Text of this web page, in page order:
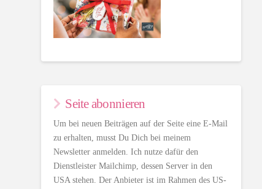
Seite abonnieren
Um bei neuen Beiträgen auf der Seite eine E-Mail
zu erhalten, musst Du Dich bei meinem
Newsletter anmelden. Ich nutze dafür den
Dienstleister Mailchimp, dessen Server in den
USA stehen. Der Anbieter ist im Rahmen des US-